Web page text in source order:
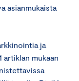
asianmukaista
ja
artiklan mukaan